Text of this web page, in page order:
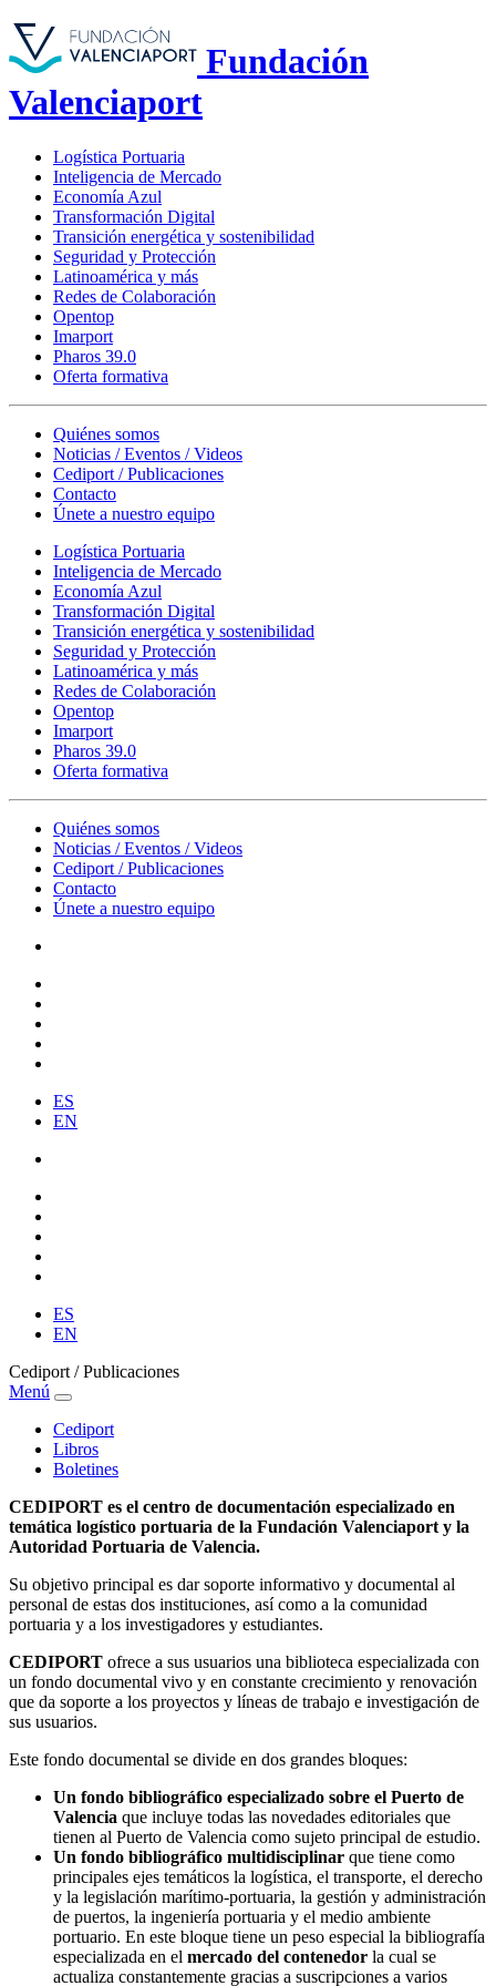
Fundación
Valenciaport
Logística Portuaria
Inteligencia de Mercado
Economía Azul
Transformación Digital
Transición energética y sostenibilidad
Seguridad y Protección
Latinoamérica y más
Redes de Colaboración
Opentop
Imarport
Pharos 39.0
Oferta formativa
Quiénes somos
Noticias / Eventos / Videos
Cediport / Publicaciones
Contacto
Únete a nuestro equipo
Logística Portuaria
Inteligencia de Mercado
Economía Azul
Transformación Digital
Transición energética y sostenibilidad
Seguridad y Protección
Latinoamérica y más
Redes de Colaboración
Opentop
Imarport
Pharos 39.0
Oferta formativa
Quiénes somos
Noticias / Eventos / Videos
Cediport / Publicaciones
Contacto
Únete a nuestro equipo
ES
EN
ES
EN
Cediport / Publicaciones
Menú
Cediport
Libros
Boletines
CEDIPORT es el centro de documentación especializado en
temática logístico portuaria de la Fundación Valenciaport y la
Autoridad Portuaria de Valencia.
Su objetivo principal es dar soporte informativo y documental al
personal de estas dos instituciones, así como a la comunidad
portuaria y a los investigadores y estudiantes.
CEDIPORT ofrece a sus usuarios una biblioteca especializada con
un fondo documental vivo y en constante crecimiento y renovación
que da soporte a los proyectos y líneas de trabajo e investigación de
sus usuarios.
Este fondo documental se divide en dos grandes bloques:
Un fondo bibliográfico especializado sobre el Puerto de
Valencia que incluye todas las novedades editoriales que
tienen al Puerto de Valencia como sujeto principal de estudio.
Un fondo bibliográfico multidisciplinar que tiene como
principales ejes temáticos la logística, el transporte, el derecho
y la legislación marítimo-portuaria, la gestión y administración
de puertos, la ingeniería portuaria y el medio ambiente
portuario. En este bloque tiene un peso especial la bibliografía
especializada en el mercado del contenedor la cual se
actualiza constantemente gracias a suscripciones a varios